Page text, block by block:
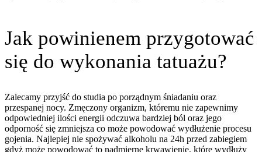
Jak powinienem przygotować
się do wykonania tatuażu?
Zalecamy przyjść do studia po porządnym śniadaniu oraz
przespanej nocy. Zmęczony organizm, któremu nie zapewnimy
odpowiedniej ilości energii odczuwa bardziej ból oraz jego
odporność się zmniejsza co może powodować wydłużenie procesu
gojenia. Najlepiej nie spożywać alkoholu na 24h przed zabiegiem
gdyż może powodować to nadmierne krwawienie, które wydłuży